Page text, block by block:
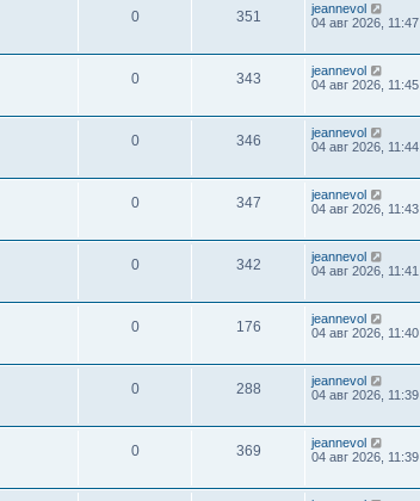
0 351
jeannevol
04 авг 2026, 11:47
0 343
jeannevol
04 авг 2026, 11:45
0 346
jeannevol
04 авг 2026, 11:44
0 347
jeannevol
04 авг 2026, 11:43
0 342
jeannevol
04 авг 2026, 11:41
0 176
jeannevol
04 авг 2026, 11:40
0 288
jeannevol
04 авг 2026, 11:39
0 369
jeannevol
04 авг 2026, 11:39